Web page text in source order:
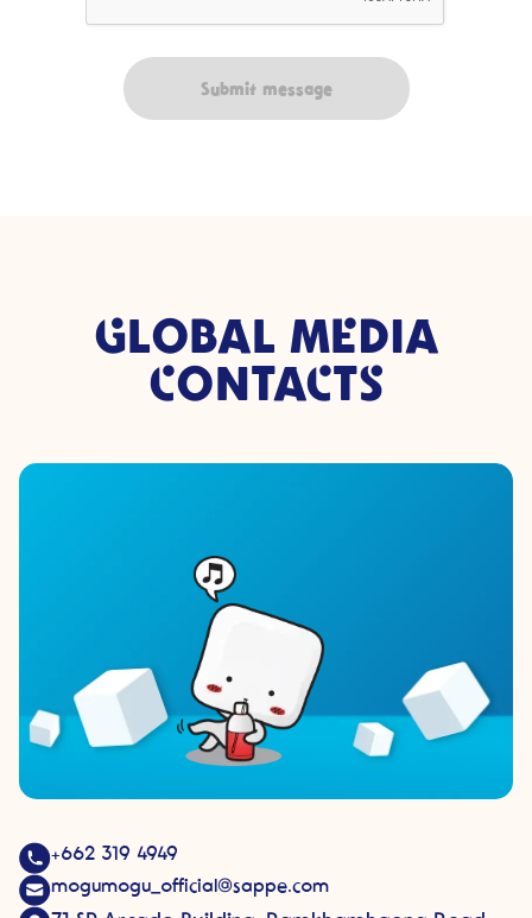
Submit message
GLOBAL MEDIA
CONTACTS
+662 319 4949
mogumogu_official@sappe.com